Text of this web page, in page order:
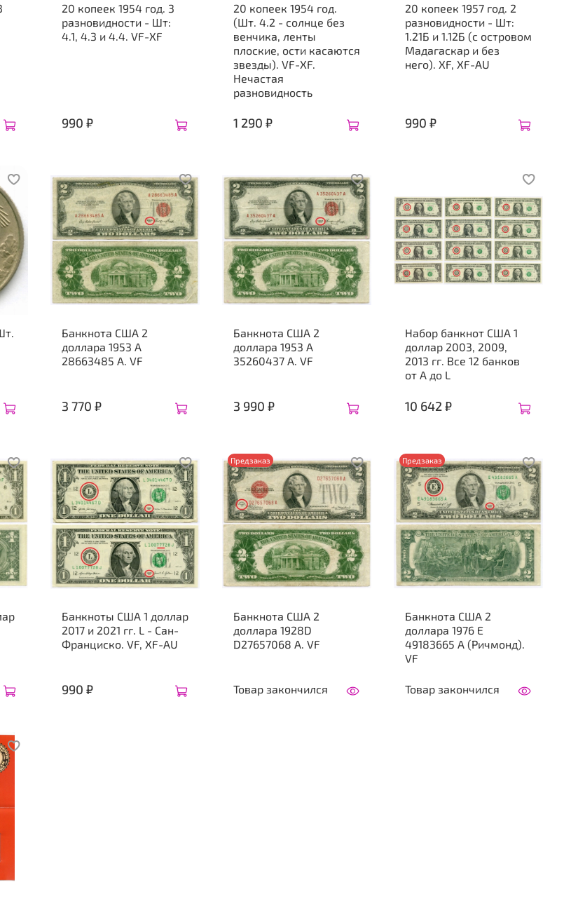
20 копеек 1954 год. 3
разновидности - Шт:
4.1, 4.3 и 4.4. VF-XF
990 ₽
20 копеек 1954 год.
(Шт. 4.2 - солнце без
венчика, ленты
плоские, ости касаются
звезды). VF-XF.
Нечастая
разновидность
1 290 ₽
20 копеек 1957 год. 2
разновидности - Шт:
1.21Б и 1.12Б (с островом
Мадагаскар и без
него). XF, XF-AU
990 ₽
Банкнота США 2
доллара 1953 A
28663485 A. VF
3 770 ₽
Банкнота США 2
доллара 1953 A
35260437 A. VF
3 990 ₽
Набор банкнот США 1
доллар 2003, 2009,
2013 гг. Все 12 банков
от A до L
10 642 ₽
Банкноты США 1 доллар
2017 и 2021 гг. L - Сан-
Франциско. VF, XF-AU
990 ₽
Предзаказ
Банкнота США 2
доллара 1928D
D27657068 A. VF
Товар закончился
Предзаказ
Банкнота США 2
доллара 1976 E
49183665 A (Ричмонд).
VF
Товар закончился